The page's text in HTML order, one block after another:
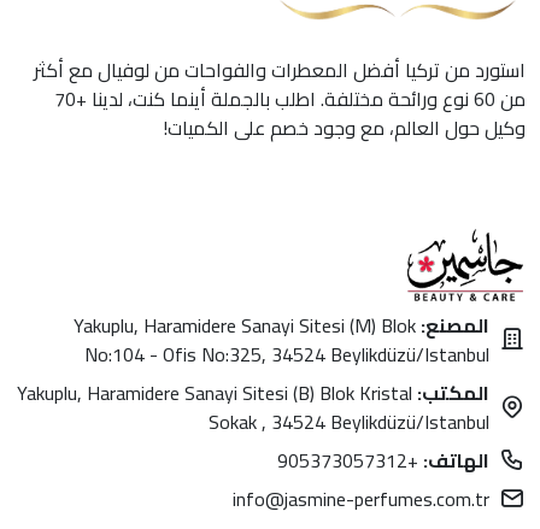
استورد من تركيا أفضل المعطرات والفواحات من لوفيال مع أكثر
من 60 نوع ورائحة مختلفة. اطلب بالجملة أينما كنت، لدينا +70
وكيل حول العالم، مع وجود خصم على الكميات!
المصنع:Yakuplu, Haramidere Sanayi Sitesi (M) Blok
No:104 - Ofis No:325, 34524 Beylikdüzü/Istanbul
المكتب: Yakuplu, Haramidere Sanayi Sitesi (B) Blok Kristal
Sokak , 34524 Beylikdüzü/Istanbul
الهاتف: +905373057312
info@jasmine-perfumes.com.tr